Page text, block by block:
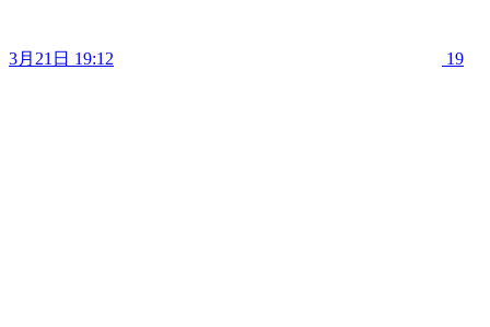
3月21日 19:12 19